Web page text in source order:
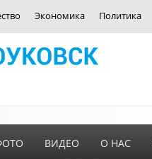
Экономика Политика
ВИДЕО О НАС